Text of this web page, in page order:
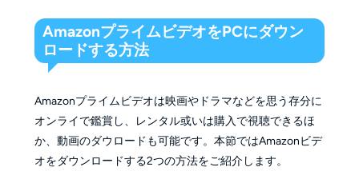
AmazonプライムビデオをPCにダウン
ロードする方法
Amazonプライムビデオは映画やドラマなどを思う存分に
オンライで鑑賞し、レンタル或いは購入で視聴できるほ
か、動画のダウロードも可能です。本節ではAmazonビデ
オをダウンロードする2つの方法をご紹介します。